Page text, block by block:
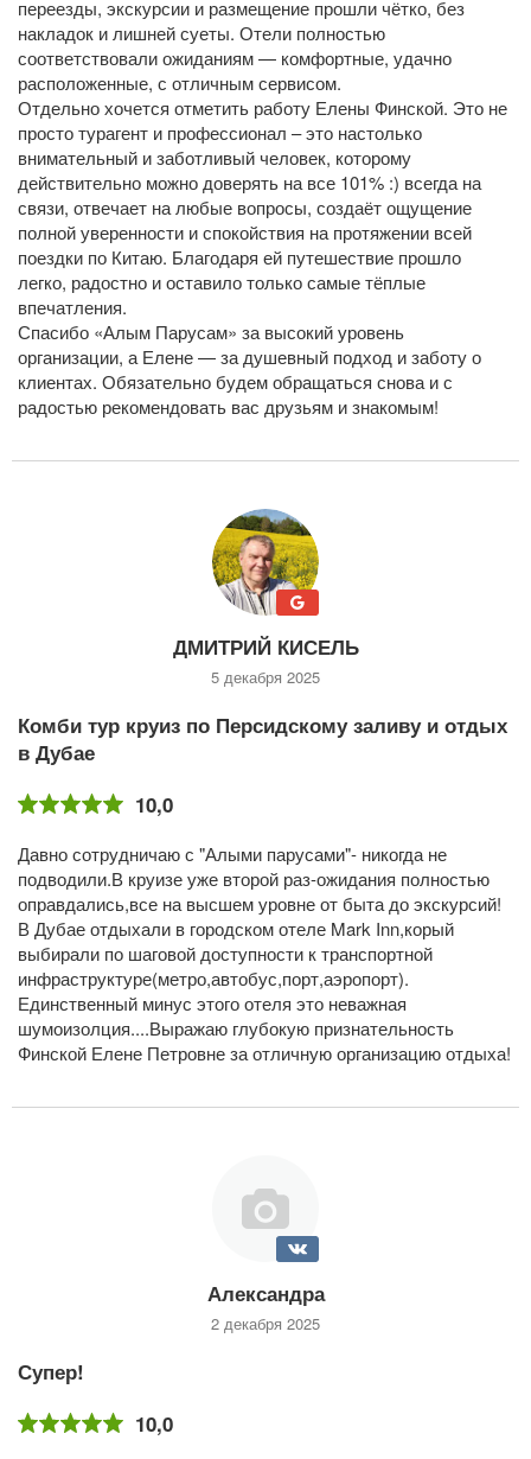
переезды, экскурсии и размещение прошли чётко, без
накладок и лишней суеты. Отели полностью
соответствовали ожиданиям — комфортные, удачно
расположенные, с отличным сервисом.
Отдельно хочется отметить работу Елены Финской. Это не
просто турагент и профессионал – это настолько
внимательный и заботливый человек, которому
действительно можно доверять на все 101% :) всегда на
связи, отвечает на любые вопросы, создаёт ощущение
полной уверенности и спокойствия на протяжении всей
поездки по Китаю. Благодаря ей путешествие прошло
легко, радостно и оставило только самые тёплые
впечатления.
Спасибо «Алым Парусам» за высокий уровень
организации, а Елене — за душевный подход и заботу о
клиентах. Обязательно будем обращаться снова и с
радостью рекомендовать вас друзьям и знакомым!
ДМИТРИЙ КИСЕЛЬ
5 декабря 2025
Комби тур круиз по Персидскому заливу и отдых
в Дубае
10,0
Давно сотрудничаю с "Алыми парусами"- никогда не
подводили.В круизе уже второй раз-ожидания полностью
оправдались,все на высшем уровне от быта до экскурсий!
В Дубае отдыхали в городском отеле Mark Inn,корый
выбирали по шаговой доступности к транспортной
инфраструктуре(метро,автобус,порт,аэропорт).
Единственный минус этого отеля это неважная
шумоизолция....Выражаю глубокую признательность
Финской Елене Петровне за отличную организацию отдыха!
Александра
2 декабря 2025
Супер!
10,0